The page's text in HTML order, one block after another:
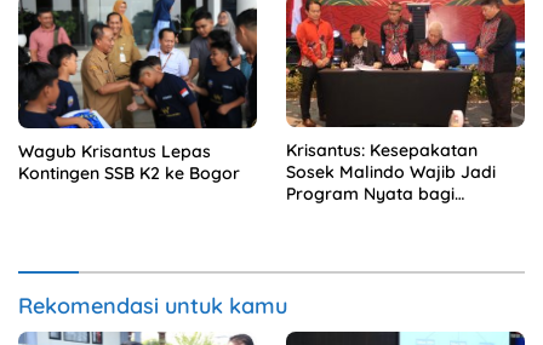
Wagub Krisantus Lepas
Kontingen SSB K2 ke Bogor
Krisantus: Kesepakatan
Sosek Malindo Wajib Jadi
Program Nyata bagi
Rekomendasi untuk kamu